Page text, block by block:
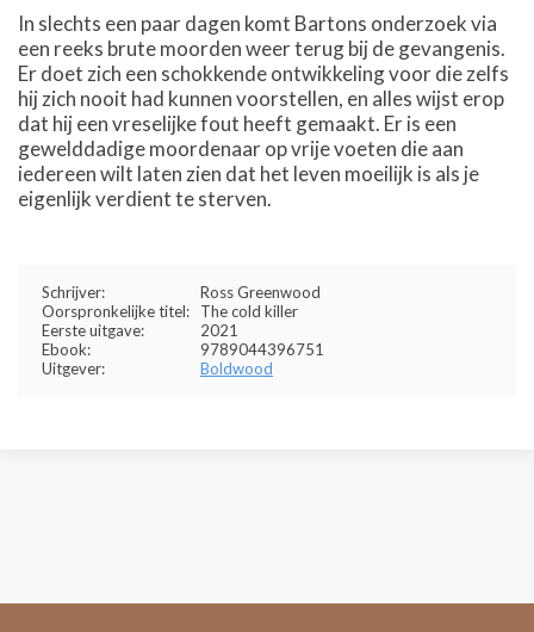
In slechts een paar dagen komt Bartons onderzoek via
een reeks brute moorden weer terug bij de gevangenis.
Er doet zich een schokkende ontwikkeling voor die zelfs
hij zich nooit had kunnen voorstellen, en alles wijst erop
dat hij een vreselijke fout heeft gemaakt. Er is een
gewelddadige moordenaar op vrije voeten die aan
iedereen wilt laten zien dat het leven moeilijk is als je
eigenlijk verdient te sterven.
Schrijver:
Ross Greenwood
Oorspronkelijke titel:
The cold killer
Eerste uitgave:
2021
Ebook:
9789044396751
Uitgever:
Boldwood